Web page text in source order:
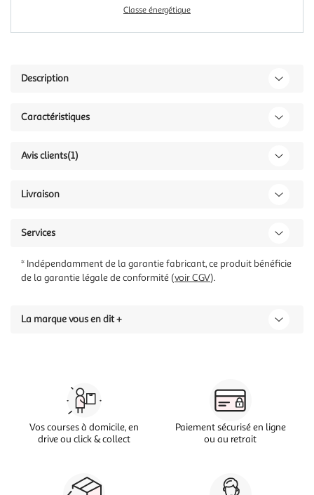
Classe énergétique
Description
Caractéristiques
Avis clients(1)
Livraison
Services
* Indépendamment de la garantie fabricant, ce produit bénéficie
de la garantie légale de conformité (voir CGV).
La marque vous en dit +
Vos courses à domicile, en
drive ou click & collect
Paiement sécurisé en ligne
ou au retrait